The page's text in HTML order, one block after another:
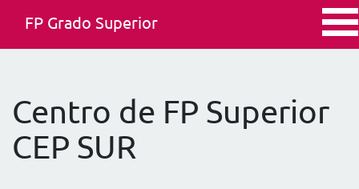
FP Grado Superior
Centro de FP Superior
CEP SUR